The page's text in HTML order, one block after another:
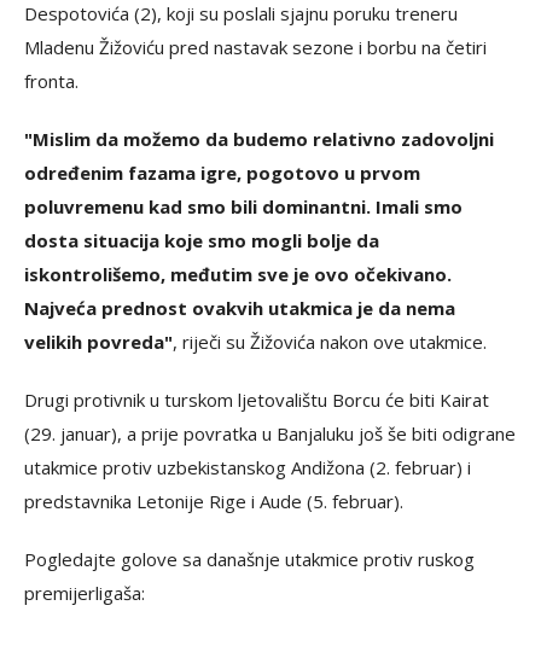
Despotovića (2), koji su poslali sjajnu poruku treneru
Mladenu Žižoviću pred nastavak sezone i borbu na četiri
fronta.
"Mislim da možemo da budemo relativno zadovoljni
određenim fazama igre, pogotovo u prvom
poluvremenu kad smo bili dominantni. Imali smo
dosta situacija koje smo mogli bolje da
iskontrolišemo, međutim sve je ovo očekivano.
Najveća prednost ovakvih utakmica je da nema
velikih povreda", riječi su Žižovića nakon ove utakmice.
Drugi protivnik u turskom ljetovalištu Borcu će biti Kairat
(29. januar), a prije povratka u Banjaluku još še biti odigrane
utakmice protiv uzbekistanskog Andižona (2. februar) i
predstavnika Letonije Rige i Aude (5. februar).
Pogledajte golove sa današnje utakmice protiv ruskog
premijerligaša: